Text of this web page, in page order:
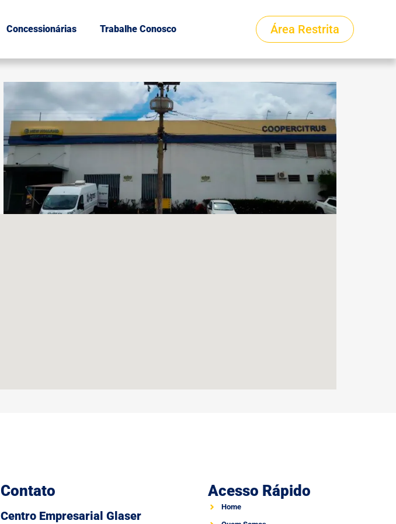
Concessionárias Trabalhe Conosco Área Restrita
Contato
Centro Empresarial Glaser
Acesso Rápido
Home